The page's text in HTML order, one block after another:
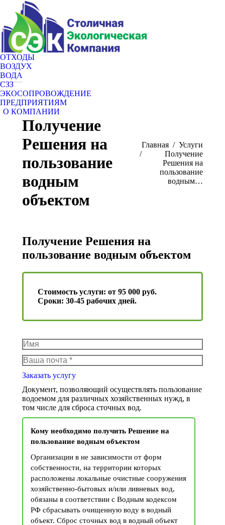
ОТХОДЫ
ВОЗДУХ
ВОДА
СЗЗ
ЭКОСОПРОВОЖДЕНИЕ
ПРЕДПРИЯТИЯМ
О КОМПАНИИ
Получение
Решения на
пользование
водным
объектом
Вы здесь:
Главная
Услуги
Получение
Решения на
пользование
водным…
Получение Решения на
пользование водным объектом
Стоимость услуги: от 95 000 руб.
Сроки: 30-45 рабочих дней.
Имя
Ваша почта *
Заказать услугу
Документ, позволяющий осуществлять пользование
водоемом для различных хозяйственных нужд, в
том числе для сброса сточных вод.
Кому необходимо получить Решение на
пользование водным объектом
Организации в не зависимости от форм
собственности, на территории которых
расположены локальные очистные сооружения
хозяйственно-бытовых и/или ливневых вод,
обязаны в соответствии с Водным кодексом
РФ сбрасывать очищенную воду в водный
объект. Сброс сточных вод в водный объект